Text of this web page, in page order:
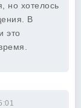
но хотелось
В
это